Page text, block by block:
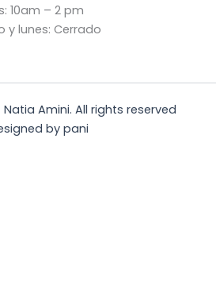
10am – 2 pm
y lunes: Cerrado
Amini. All rights reserved
by pani